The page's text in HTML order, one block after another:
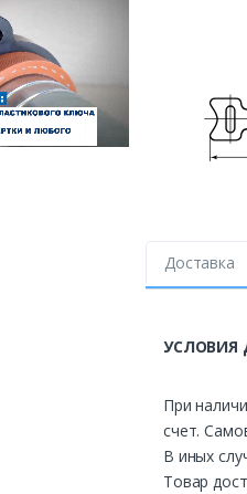
Доставка
УСЛОВИЯ
При
счет.
В иных
Товар